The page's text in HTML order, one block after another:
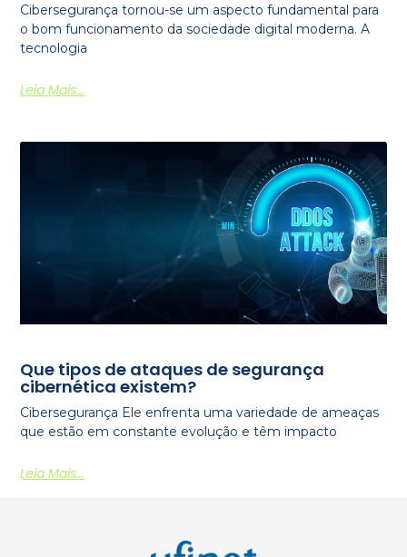
Cibersegurança tornou-se um aspecto fundamental para
o bom funcionamento da sociedade digital moderna. A
tecnologia
Leia Mais...
Que tipos de ataques de segurança
cibernética existem?
Cibersegurança Ele enfrenta uma variedade de ameaças
que estão em constante evolução e têm impacto
Leia Mais...